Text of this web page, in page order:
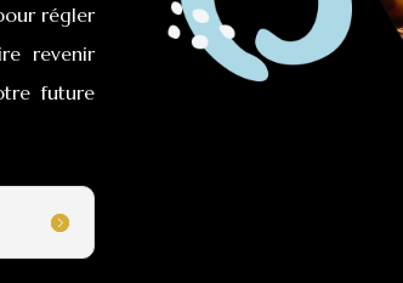
régler
revenir
future